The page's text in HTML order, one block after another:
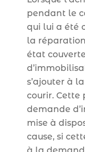
pendant le
qui lui a été
la
état
s’ajouter à
courir. Cette
demande
mise à
cause, si